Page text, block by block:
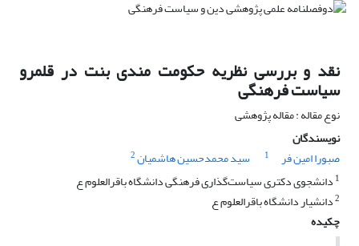
نقد و بررسی نظریه حکومت مندی بنت در قلمرو
سیاست فرهنگی
نوع مقاله : مقاله پژوهشی
نویسندگان
صبورا امین فر
1 سید محمدحسین هاشمیان2
1 دانشجوی دکتری سیاست‌گذاری فرهنگی دانشگاه باقرالعلوم ع
2دانشیار دانشگاه باقرالعلوم ع
چکیده